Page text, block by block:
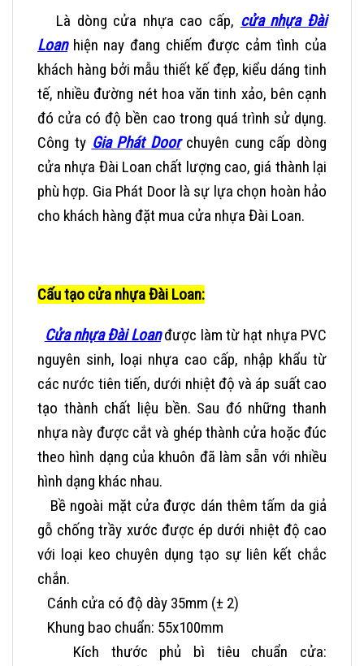
Là dòng cửa nhựa cao cấp, cửa nhựa Đài
Loanhiện nay đang chiếm được cảm tình của
khách hàng bởi mẫu thiết kế đẹp, kiểu dáng tinh
tế, nhiều đường nét hoa văn tinh xảo, bên cạnh
đó cửa có độ bền cao trong quá trình sử dụng.
Công ty Gia Phát Doorchuyên cung cấp dòng
cửa nhựa Đài Loan chất lượng cao, giá thành lại
phù hợp. Gia Phát Door là sự lựa chọn hoàn hảo
cho khách hàng đặt mua cửa nhựa Đài Loan.
Cấu tạo cửa nhựa Đài Loan:
Cửa nhựa Đài Loanđược làm từ hạt nhựa PVC
nguyên sinh, loại nhựa cao cấp, nhập khẩu từ
các nước tiên tiến, dưới nhiệt độ và áp suất cao
tạo thành chất liệu bền. Sau đó những thanh
nhựa này được cắt và ghép thành cửa hoặc đúc
theo hình dạng của khuôn đã làm sẵn với nhiều
hình dạng khác nhau.
Bề ngoài mặt cửa được dán thêm tấm da giả
gỗ chống trầy xước được ép dưới nhiệt độ cao
với loại keo chuyên dụng tạo sự liên kết chắc
chắn.
Cánh cửa có độ dày 35mm (± 2)
Khung bao chuẩn: 55x100mm
Kích thước phủ bì tiêu chuẩn cửa: